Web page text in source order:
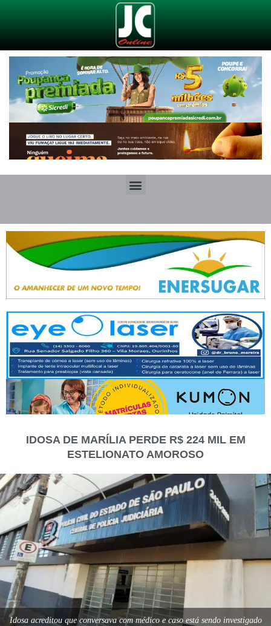
IDOSA DE MARÍLIA PERDE R$ 224 MIL EM
ESTELIONATO AMOROSO
Idosa acreditou que conversava com médico e caso está sendo investigado